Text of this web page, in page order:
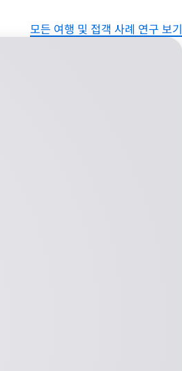
모든 여행 및 접객 사례 연구 보기